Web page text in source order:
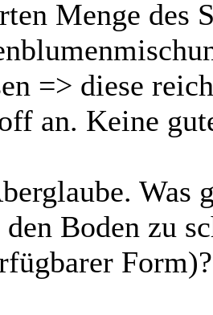
Menge des
=> diese
an. Keine
Was
Boden zu
Form)?